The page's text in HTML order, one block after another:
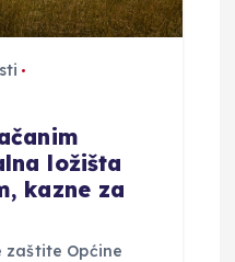
ložišta
kazne za
zaštite Općine